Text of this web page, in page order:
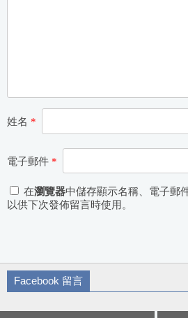
姓名 *
電子郵件 *
在瀏覽器中儲存顯示名稱、電子郵
以供下次發佈留言時使用。
Facebook 留言